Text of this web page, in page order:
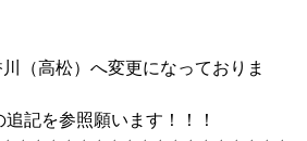
（高松）へ変更になっておりま
記を参照願います！！！